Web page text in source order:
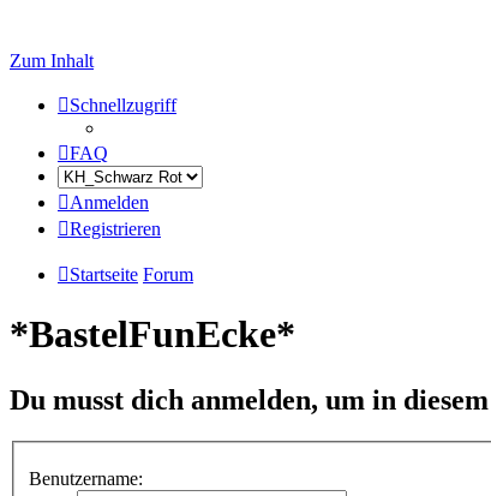
Zum Inhalt
Schnellzugriff
FAQ
Anmelden
Registrieren
Startseite Forum
*BastelFunEcke*
Du musst dich anmelden, um in
Benutzername: